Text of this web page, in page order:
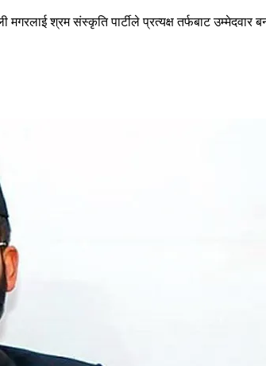
श्रम संस्कृति पार्टीले प्रत्यक्ष तर्फबाट उम्मेदवार